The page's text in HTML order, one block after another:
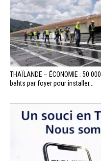
THAÏLANDE – ÉCONOMIE : 50 000
bahts par foyer pour installer...